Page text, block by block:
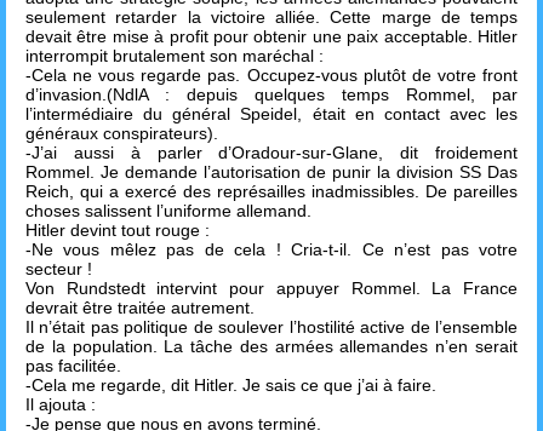
seulement retarder la victoire alliée. Cette marge de temps
devait être mise à profit pour obtenir une paix acceptable. Hitler
interrompit brutalement son maréchal :
-Cela ne vous regarde pas. Occupez-vous plutôt de votre front
d’invasion.(NdlA : depuis quelques temps Rommel, par
l’intermédiaire du général Speidel, était en contact avec les
généraux conspirateurs).
-J’ai aussi à parler d’Oradour-sur-Glane, dit froidement
Rommel. Je demande l’autorisation de punir la division SS Das
Reich, qui a exercé des représailles inadmissibles. De pareilles
choses salissent l’uniforme allemand.
Hitler devint tout rouge :
-Ne vous mêlez pas de cela ! Cria-t-il. Ce n’est pas votre
secteur !
Von Rundstedt intervint pour appuyer Rommel. La France
devrait être traitée autrement.
Il n’était pas politique de soulever l’hostilité active de l’ensemble
de la population. La tâche des armées allemandes n’en serait
pas facilitée.
-Cela me regarde, dit Hitler. Je sais ce que j’ai à faire.
Il ajouta :
-Je pense que nous en avons terminé.